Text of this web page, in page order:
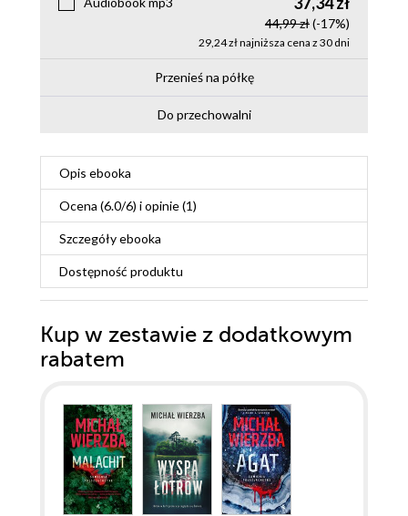
44,99 zł(-17%)
29,24 zł najniższa cena z 30 dni
Przenieś na półkę
Do przechowalni
Opis ebooka
Ocena (6.0/6) i opinie (1)
Szczegółyebooka
Dostępność produktu
Kup w zestawie z dodatkowym
rabatem